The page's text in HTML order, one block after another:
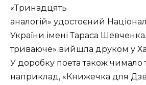
«Тринадцять
аналогій» удосто­єний
України імені Тараса
триваюче» вийшла друком у
У доробку поета також чимало
наприклад, «Книжечка для